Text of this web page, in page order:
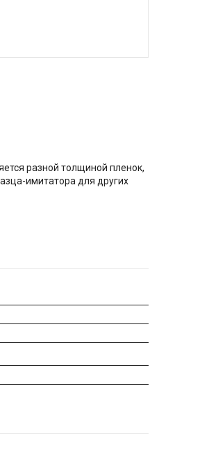
разной толщиной пленок,
имитатора для других